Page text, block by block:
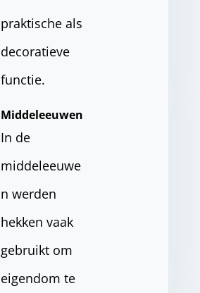
praktische als
decoratieve
functie.
Middeleeuwen
In de
middeleeuwe
n werden
hekken vaak
gebruikt om
eigendom te